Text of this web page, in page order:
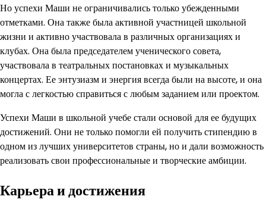
Но успехи Маши не ограничивались только убежденными
отметками. Она также была активной участницей школьной
жизни и активно участвовала в различных организациях и
клубах. Она была председателем ученического совета,
участвовала в театральных постановках и музыкальных
концертах. Ее энтузиазм и энергия всегда были на высоте, и она
могла с легкостью справиться с любым заданием или проектом.
Успехи Маши в школьной учебе стали основой для ее будущих
достижений. Они не только помогли ей получить стипендию в
одном из лучших университетов страны, но и дали возможность
реализовать свои профессиональные и творческие амбиции.
Карьера и достижения